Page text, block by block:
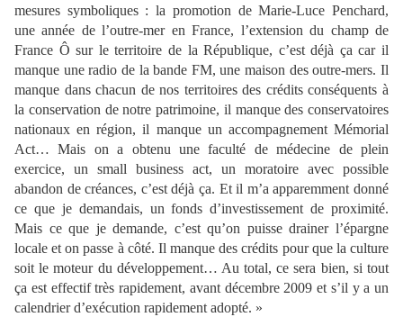
mesures symboliques : la promotion de Marie-Luce Penchard,
une année de l’outre-mer en France, l’extension du champ de
France Ô sur le territoire de la République, c’est déjà ça car il
manque une radio de la bande FM, une maison des outre-mers. Il
manque dans chacun de nos territoires des crédits conséquents à
la conservation de notre patrimoine, il manque des conservatoires
nationaux en région, il manque un accompagnement Mémorial
Act… Mais on a obtenu une faculté de médecine de plein
exercice, un small business act, un moratoire avec possible
abandon de créances, c’est déjà ça. Et il m’a apparemment donné
ce que je demandais, un fonds d’investissement de proximité.
Mais ce que je demande, c’est qu’on puisse drainer l’épargne
locale et on passe à côté. Il manque des crédits pour que la culture
soit le moteur du développement… Au total, ce sera bien, si tout
ça est effectif très rapidement, avant décembre 2009 et s’il y a un
calendrier d’exécution rapidement adopté. »